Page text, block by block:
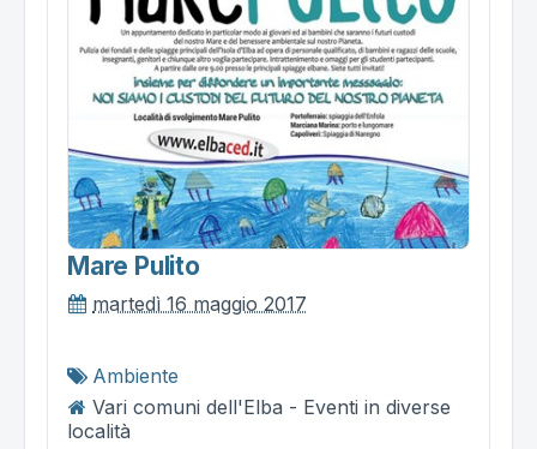
Mare Pulito
martedì 16 maggio 2017
Ambiente
Vari comuni dell'Elba - Eventi in diverse
località